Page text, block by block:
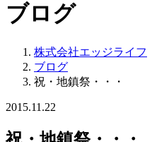
ブログ
株式会社エッジライフ
ブログ
祝・地鎮祭・・・
2015.11.22